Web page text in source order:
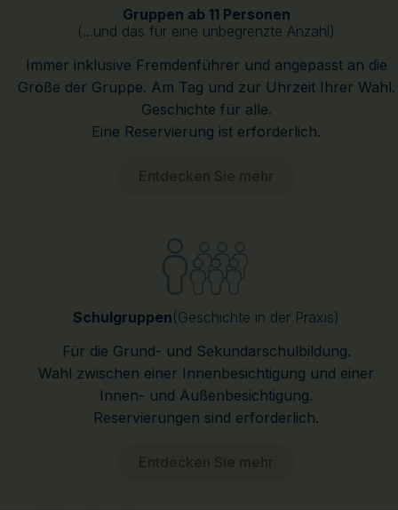
Gruppen ab 11 Personen
(...und das für eine unbegrenzte Anzahl)
Immer inklusive Fremdenführer und angepasst an die
Größe der Gruppe. Am Tag und zur Uhrzeit Ihrer Wahl.
Geschichte für alle.
Eine Reservierung ist erforderlich.
Schulgruppen(Geschichte in der Praxis)
Für die Grund- und Sekundarschulbildung.
Wahl zwischen einer Innenbesichtigung und einer
Innen- und Außenbesichtigung.
Reservierungen sind erforderlich.